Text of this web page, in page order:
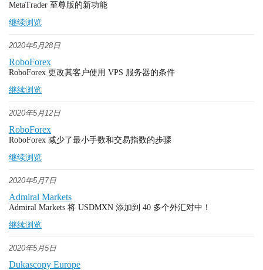
MetaTrader 至尊版的新功能
继续浏览
2020年5月28日
RoboForex
RoboForex 更改其客户使用 VPS 服务器的条件
继续浏览
2020年5月12日
RoboForex
RoboForex 减少了最小手数和交易指数的步骤
继续浏览
2020年5月7日
Admiral Markets
Admiral Markets 将 USDMXN 添加到 40 多个外汇对中！
继续浏览
2020年5月5日
Dukascopy Europe